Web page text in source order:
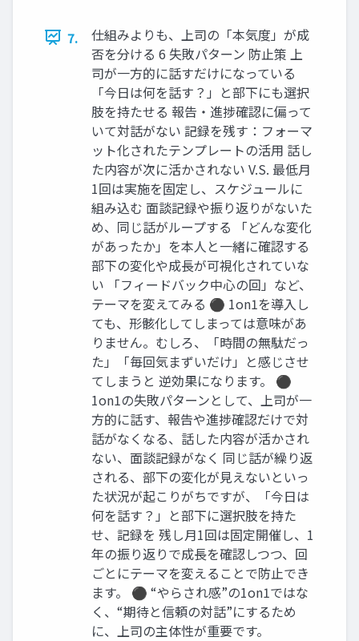
7.
仕組みよりも、上司の「本気度」が成
否を分ける 6 失敗パターン 防止策 上
司が一方的に話すだけになっている
「今日は何を話す？」と部下にも選択
肢を持たせる 報告・進捗確認に偏って
いて対話がない 記録を残す：フォーマ
ット化されたテンプレートの活用 話し
た内容が次に活かされない V.S. 最低月
1回は実施を固定し、スケジュールに
組み込む 面談記録や振り返りがないた
め、同じ話がループする 「どんな変化
があったか」を本人と一緒に確認する
部下の変化や成長が可視化されていな
い 「フィードバック中心の回」など、
テーマを変えてみる ⚫ 1on1を導入し
ても、形骸化してしまっては意味があ
りません。むしろ、「時間の無駄だっ
た」「毎回気まずいだけ」と感じさせ
てしまうと 逆効果になります。 ⚫
1on1の失敗パターンとして、上司が一
方的に話す、報告や進捗確認だけで対
話がなくなる、話した内容が活かされ
ない、面談記録がなく 同じ話が繰り返
される、部下の変化が見えないといっ
た状況が起こりがちですが、「今日は
何を話す？」と部下に選択肢を持た
せ、記録を 残し月1回は固定開催し、1
年の振り返りで成長を確認しつつ、回
ごとにテーマを変えることで防止でき
ます。 ⚫ “やらされ感”の1on1ではな
く、“期待と信頼の対話”にするため
に、上司の主体性が重要です。